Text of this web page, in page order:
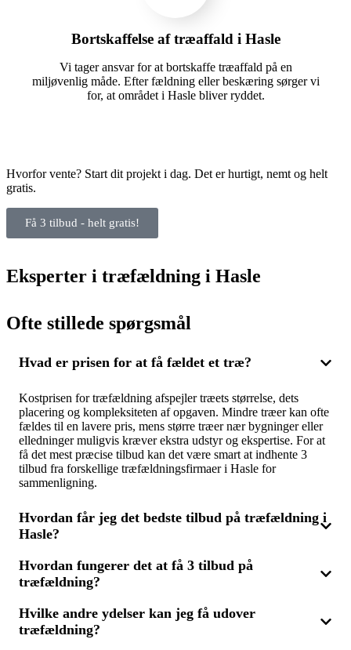
Bortskaffelse af træaffald i Hasle
Vi tager ansvar for at bortskaffe træaffald på en
miljøvenlig måde. Efter fældning eller beskæring sørger vi
for, at området i Hasle bliver ryddet.
Hvorfor vente? Start dit projekt i dag. Det er hurtigt, nemt og helt
gratis.
Få 3 tilbud - helt gratis!
Eksperter i træfældning i Hasle
Ofte stillede spørgsmål
Hvad er prisen for at få fældet et træ?
Kostprisen for træfældning afspejler træets størrelse, dets
placering og kompleksiteten af opgaven. Mindre træer kan ofte
fældes til en lavere pris, mens større træer nær bygninger eller
elledninger muligvis kræver ekstra udstyr og ekspertise. For at
få det mest præcise tilbud kan det være smart at indhente 3
tilbud fra forskellige træfældningsfirmaer i Hasle for
sammenligning.
Hvordan får jeg det bedste tilbud på træfældning i
Hasle?
For at opnå det mest fordelagtige tilbud bør du anmode om 3
tilbud fra forskellige træfældningsfirmaer i Hasle. Du kan
kundeanmeldelser for at sikre dig den bedste service til den
mest attraktive pris.
Hvordan fungerer det at få 3 tilbud på
træfældning?
Du skal blot beskrive din opgave kort, når du søger om 3 tilbud
på træfældning. Dernæst vil du modtage tilbud fra op til tre
Hvilke andre ydelser kan jeg få udover
træfældning?